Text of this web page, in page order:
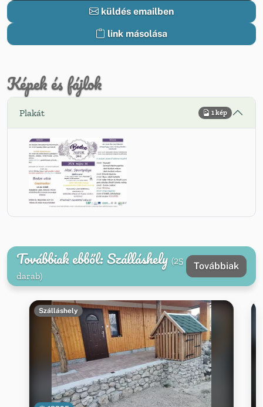
küldés emailben
link másolása
Képek és fájlok
Plakát 1 kép
Továbbiak ebből: Szálláshely (25
darab)
Továbbiak
Szálláshely